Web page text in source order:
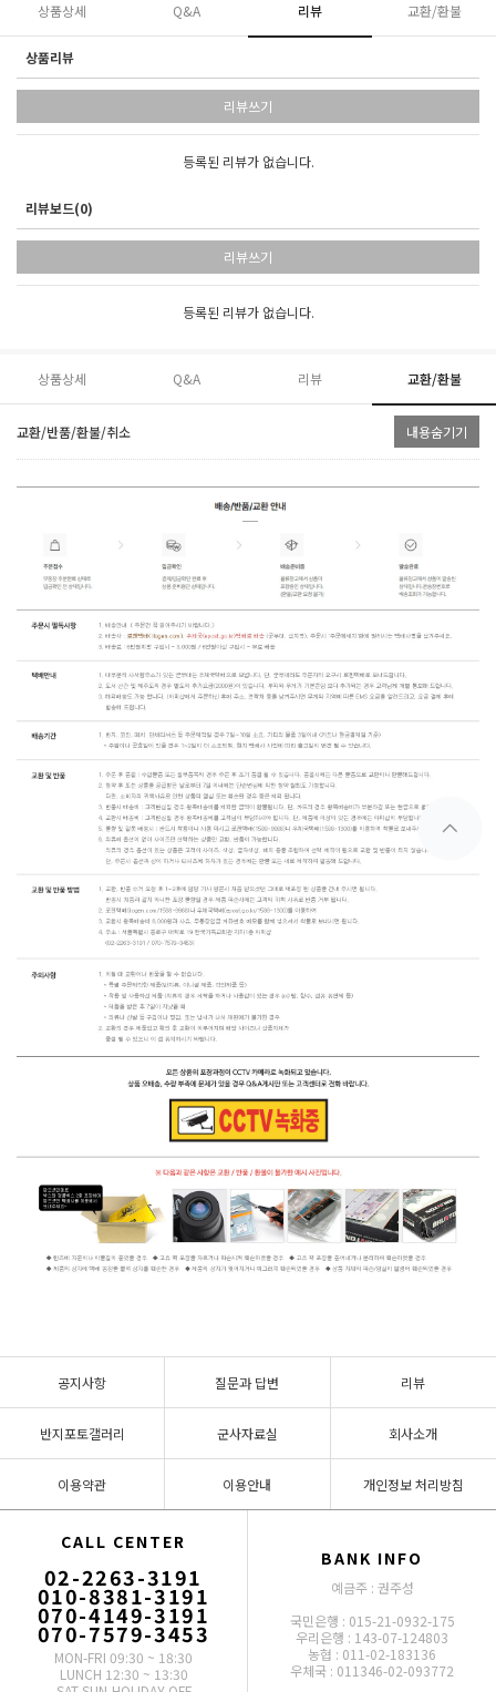
상품상세 Q&A 리뷰 교환/환불
상품리뷰
리뷰쓰기
등록된 리뷰가 없습니다.
리뷰보드(0)
리뷰쓰기
등록된 리뷰가 없습니다.
상품상세 Q&A 리뷰 교환/환불
교환/반품/환불/취소 내용숨기기
공지사항 질문과 답변 리뷰
반지포토갤러리 군사자료실 회사소개
이용약관 이용안내 개인정보 처리방침
CALL CENTER
02-2263-3191
010-8381-3191
070-4149-3191
070-7579-3453
MON-FRI 09:30 ~ 18:30
LUNCH 12:30 ~ 13:30
BANK INFO
예금주 : 권주성
국민은행 : 015-21-0932-175
우리은행 : 143-07-124803
농협 : 011-02-183136
우체국 : 011346-02-093772